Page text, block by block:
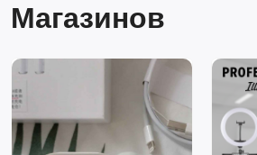
Магазинов